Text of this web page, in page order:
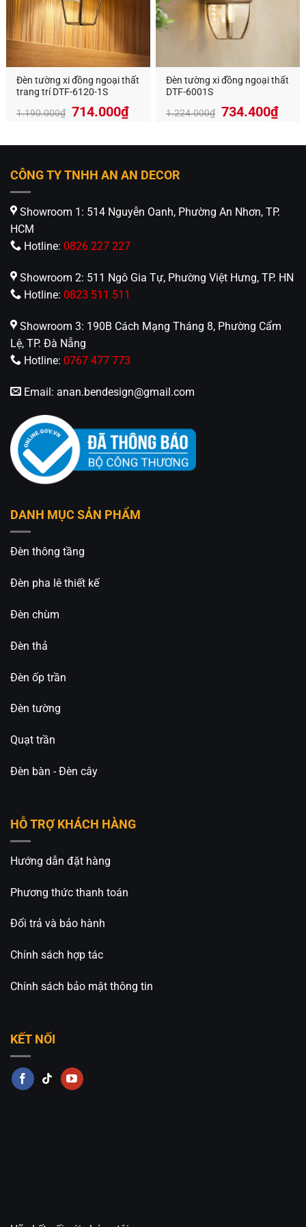
Đèn tường xi đồng ngoại thất
trang trí DTF-6120-1S
1.190.000₫ Giá
714.000₫Giá
Đèn tường xi đồng ngoại thất
DTF-6001S
1.224.000₫ Giá
734.400₫Giá
CÔNG TY TNHH AN AN DECOR
Showroom 1: 514 Nguyễn Oanh, Phường An Nhơn, TP.
HCM
Hotline: 0826 227 227
Showroom 2: 511 Ngô Gia Tự, Phường Việt Hưng, TP. HN
Hotline: 0823 511 511
Showroom 3: 190B Cách Mạng Tháng 8, Phường Cẩm
Lệ, TP. Đà Nẵng
Hotline: 0767 477 773
Email: anan.bendesign@gmail.com
DANH MỤC SẢN PHẨM
Đèn thông tầng
Đèn pha lê thiết kế
Đèn chùm
Đèn thả
Đèn ốp trần
Đèn tường
Quạt trần
Đèn bàn - Đèn cây
HỖ TRỢ KHÁCH HÀNG
Hướng dẫn đặt hàng
Phương thức thanh toán
Đổi trả và bảo hành
Chính sách hợp tác
Chính sách bảo mật thông tin
KẾT NỐI